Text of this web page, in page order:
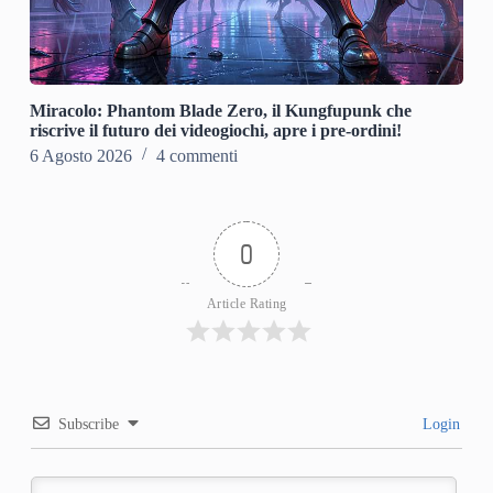
Miracolo: Phantom Blade Zero, il Kungfupunk che
riscrive il futuro dei videogiochi, apre i pre-ordini!
6 Agosto 2026
4 commenti
0
Article Rating
Subscribe Login